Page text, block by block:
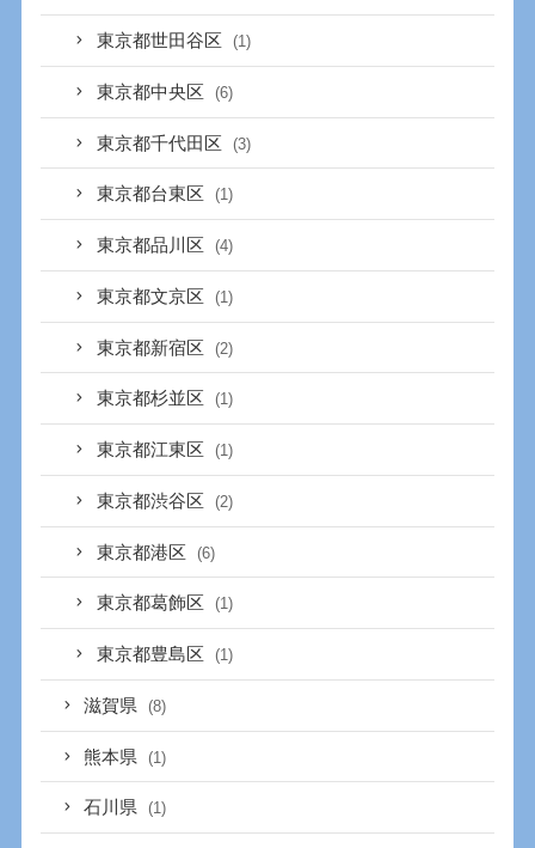
東京都世田谷区 (1)
東京都中央区 (6)
東京都千代田区 (3)
東京都台東区 (1)
東京都品川区 (4)
東京都文京区 (1)
東京都新宿区 (2)
東京都杉並区 (1)
東京都江東区 (1)
東京都渋谷区 (2)
東京都港区 (6)
東京都葛飾区 (1)
東京都豊島区 (1)
滋賀県 (8)
熊本県 (1)
石川県 (1)